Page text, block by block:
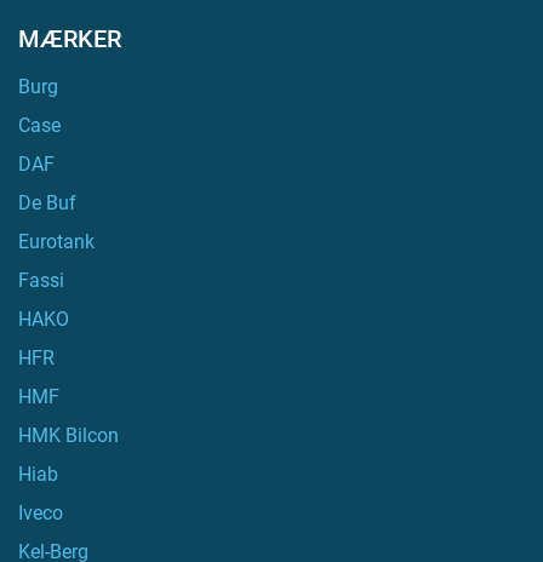
MÆRKER
Burg
Case
DAF
De Buf
Eurotank
Fassi
HAKO
HFR
HMF
HMK Bilcon
Hiab
Iveco
Kel-Berg